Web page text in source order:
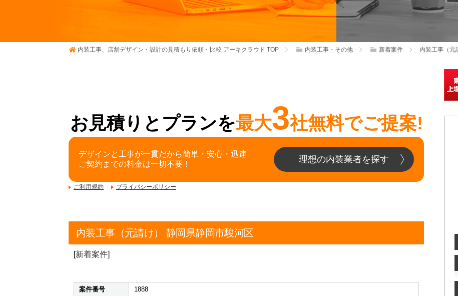
内装工事、店舗デザイン・設計の見積もり依頼・比較 アーキクラウド TOP 内装工事・その他 新着案件 内装工事（元
お見積りとプランを最大3社無料でご提案!
デザインと工事が一貫だから簡単・安心・迅速
ご契約までの料金は一切不要！
理想の内装業者を探す
ご利用規約 プライバシーポリシー
内装工事（元請け） 静岡県静岡市駿河区
[新着案件]
案件番号 1888